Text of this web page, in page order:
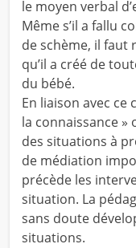
le moyen verbal
Même s’il a fallu
de schème, il faut
qu’il a créé de
du bébé.
En liaison avec
la connaissance
des situations à
de médiation
précède les
situation. La
sans doute
situations.